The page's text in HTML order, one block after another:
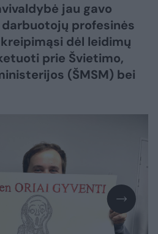
jau gavo
profesinės
dėl leidimų
prie Švietimo,
(ŠMSM) bei